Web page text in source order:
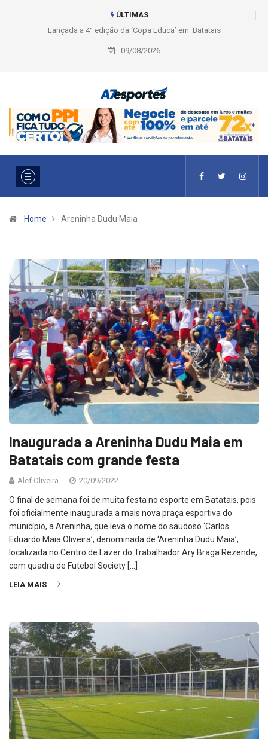
ÚLTIMAS
Liga 2026: Equipes rompem com a LABE na Série Ouro e entidade define
a 2° fase, times e formato
09/08/2026
Home Areninha Dudu Maia
Inaugurada a Areninha Dudu Maia em
Batatais com grande festa
Alef Oliveira 20/09/2022
O final de semana foi de muita festa no esporte em Batatais, pois
foi oficialmente inaugurada a mais nova praça esportiva do
município, a Areninha, que leva o nome do saudoso ‘Carlos
Eduardo Maia Oliveira’, denominada de ‘Areninha Dudu Maia’,
localizada no Centro de Lazer do Trabalhador Ary Braga Rezende,
com quadra de Futebol Society […]
LEIA MAIS